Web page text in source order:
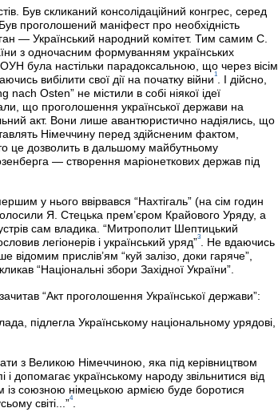
Був скликаний консолідаційний конгрес, серед
проголошений маніфест про необхідність
— Український народний комітет. Тим самим С.
з одночасним формуванням українських
була настільки парадоксальною, що через вісім
вибілити свої дії на початку війни1
. І дійсно,
Osten” не містили в собі ніякої ідеї
що проголошення української держави на
акт. Вони лише авантюристично надіялись, що
Німеччину перед здійсненим фактом,
це дозволить в дальшому майбутньому
— створення маріонеткових держав під
у нього ввірвався “Нахтігаль” (на сім годин
Я. Стецька прем’єром Крайового Уряду, а
сам владика. “Митрополит Шептицький
легіонерів і український уряд”3
. Не вдаючись
відомим прислів’ям “куй залізо, доки гаряче”,
“Національні збори Західної України”.
“Акт проголошення Української держави”:
підлегла Українському національному урядові,
з Великою Німеччиною, яка під керівництвом
українському народу звільнитися від
із союзною німецькою армією буде боротися
світі...”4.